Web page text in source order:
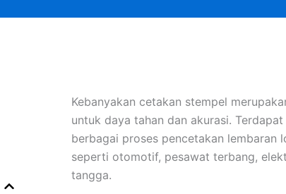
Kebanyakan cetakan stempel
untuk daya tahan dan akurasi.
berbagai proses pencetakan lembaran
seperti otomotif, pesawat terbang,
tangga.